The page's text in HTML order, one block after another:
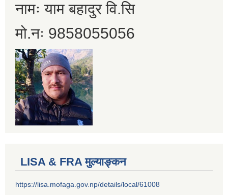
नामः याम बहादुर वि.सि
मो.नः 9858055056
LISA & FRA मुल्याङ्कन
https://lisa.mofaga.gov.np/details/local/61008